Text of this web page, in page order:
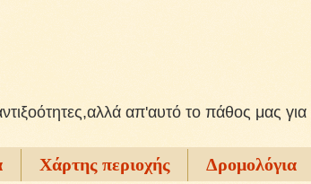
απ'αυτό το πάθος μας για
Χάρτης περιοχής Δρομολόγια